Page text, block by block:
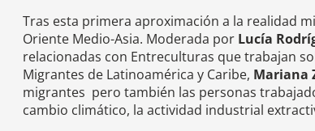
Tras esta primera aproximación a la realidad
Oriente Medio-Asia. Moderada por Lucía
relacionadas con Entreculturas que trabajan
Migrantes de Latinoamérica y Caribe, Mariana
migrantes pero también las personas
cambio climático, la actividad industrial